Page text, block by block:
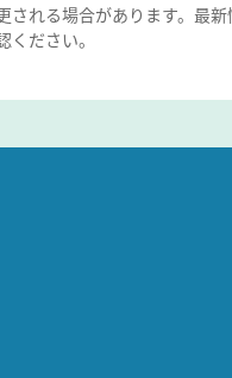
される場合があります。最
ください。